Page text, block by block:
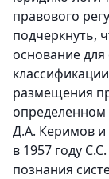
правового
подчеркнуть,
основание для
размещения
определенном
Д.А. Керимов и
в 1957 году
познания